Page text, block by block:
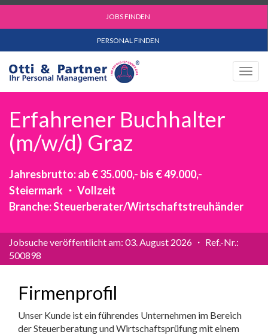
JOBS FINDEN
PERSONAL FINDEN
Erfahrener Buchhalter
(m/w/d) Graz
Jahresbrutto: ab € 35.000,- bis € 49.000,-
Steiermark ・ Vollzeit
Branche: Steuerberater/Wirtschaftstreuhänder
Jobsuche veröffentlicht am: 03. August 2026 ・ Ref.-Nr.:
500898
Firmenprofil
Unser Kunde ist ein führendes Unternehmen im Bereich
der Steuerberatung und Wirtschaftsprüfung mit einem